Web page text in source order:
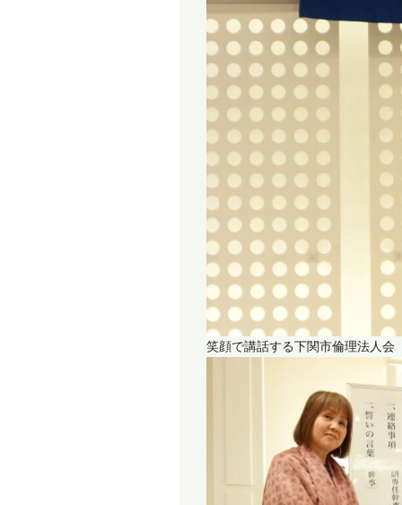
笑顔で講話する下関市倫理法人